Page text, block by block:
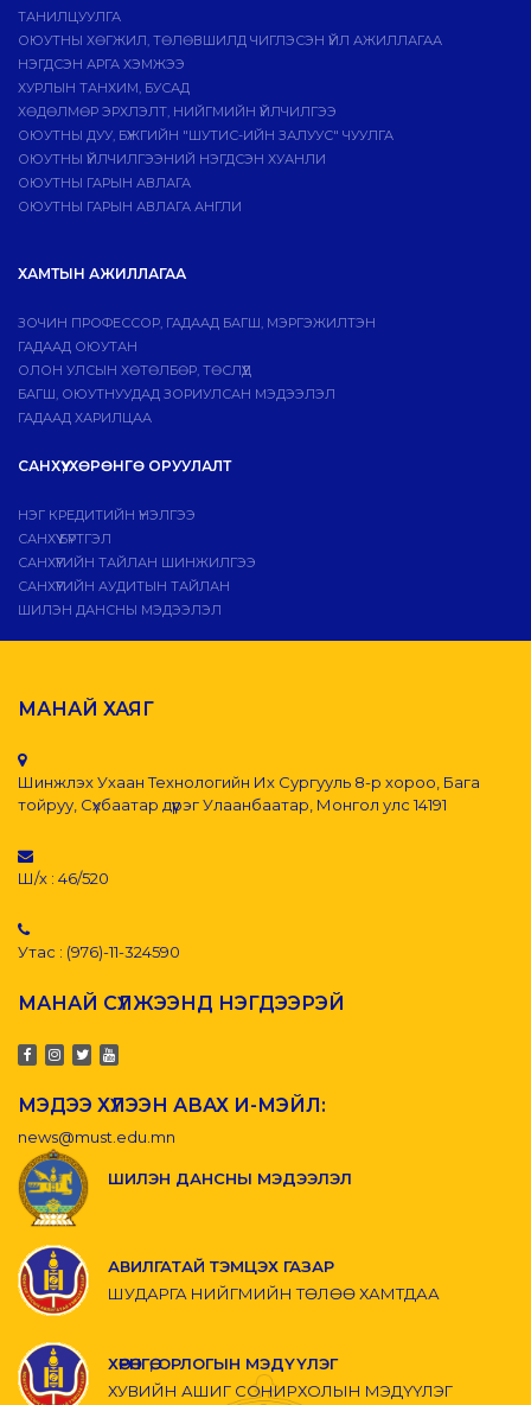
ТАНИЛЦУУЛГА
ОЮУТНЫ ХӨГЖИЛ, ТӨЛӨВШИЛД ЧИГЛЭСЭН ҮЙЛ АЖИЛЛАГАА
НЭГДСЭН АРГА ХЭМЖЭЭ
ХУРЛЫН ТАНХИМ, БУСАД
ХӨДӨЛМӨР ЭРХЛЭЛТ, НИЙГМИЙН ҮЙЛЧИЛГЭЭ
ОЮУТНЫ ДУУ, БҮЖГИЙН "ШУТИС-ИЙН ЗАЛУУС" ЧУУЛГА
ОЮУТНЫ ҮЙЛЧИЛГЭЭНИЙ НЭГДСЭН ХУАНЛИ
ОЮУТНЫ ГАРЫН АВЛАГА
ОЮУТНЫ ГАРЫН АВЛАГА АНГЛИ
ХАМТЫН АЖИЛЛАГАА
ЗОЧИН ПРОФЕССОР, ГАДААД БАГШ, МЭРГЭЖИЛТЭН
ГАДААД ОЮУТАН
ОЛОН УЛСЫН ХӨТӨЛБӨР, ТӨСЛҮҮД
БАГШ, ОЮУТНУУДАД ЗОРИУЛСАН МЭДЭЭЛЭЛ
ГАДААД ХАРИЛЦАА
САНХҮҮ, ХӨРӨНГӨ ОРУУЛАЛТ
НЭГ КРЕДИТИЙН ҮНЭЛГЭЭ
САНХҮҮ БҮРТГЭЛ
САНХҮҮГИЙН ТАЙЛАН ШИНЖИЛГЭЭ
САНХҮҮГИЙН АУДИТЫН ТАЙЛАН
ШИЛЭН ДАНСНЫ МЭДЭЭЛЭЛ
МАНАЙ ХАЯГ
Шинжлэх Ухаан Технологийн Их Сургууль 8-р хороо, Бага
тойруу, Сүхбаатар дүүрэг Улаанбаатар, Монгол улс 14191
Ш/х : 46/520
Утас : (976)-11-324590
МАНАЙ СҮЛЖЭЭНД НЭГДЭЭРЭЙ
МЭДЭЭ ХҮЛЭЭН АВАХ И-МЭЙЛ:
news@must.edu.mn
ШИЛЭН ДАНСНЫ МЭДЭЭЛЭЛ
АВИЛГАТАЙ ТЭМЦЭХ ГАЗАР
ШУДАРГА НИЙГМИЙН ТӨЛӨӨ ХАМТДАА
ХӨРӨНГӨ, ОРЛОГЫН МЭДҮҮЛЭГ
ХУВИЙН АШИГ СОНИРХОЛЫН МЭДҮҮЛЭГ